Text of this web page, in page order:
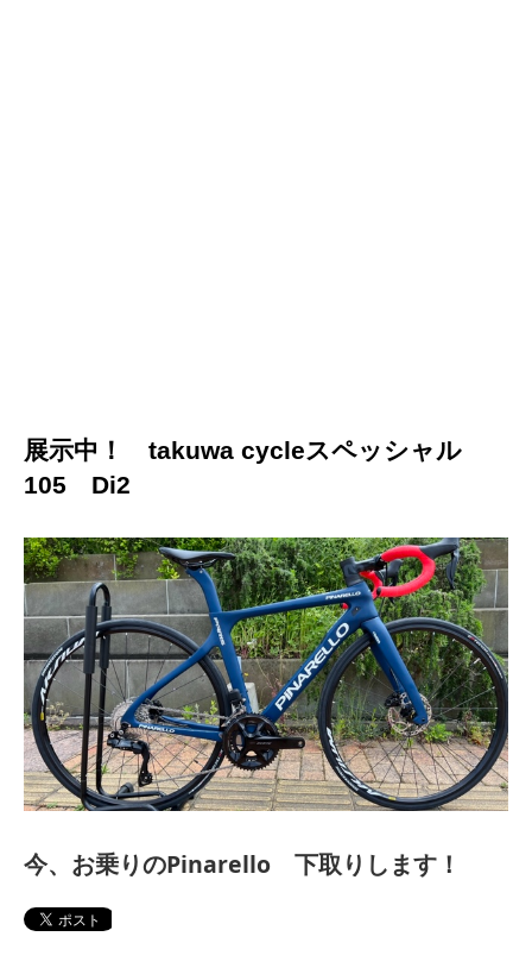
展示中！ takuwa cycleスペッシャル
105 Di2
今、お乗りのPinarello 下取りします！